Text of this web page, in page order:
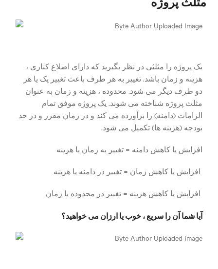
یک پروژه را مثلثی در نظر بگیرید که دارای اضلاع کناری ،
هزینه و زمان باشد. تغییر به هر طرف باعث تغییر یک یا هر
دو طرف دیگر می شود. محدوده ، هزینه و زمان به عنوان
مثلث پروژه شناخته می شوند. یک پروژه موفق تمام
الزامات (دامنه) را برآورده می کند و در زمان مقرر و در حد
بودجه (هزینه ها) تکمیل می شود.
افزایش یا کاهش دامنه = تغییر به زمان یا هزینه
افزایش یا کاهش زمان = تغییر در دامنه یا هزینه
افزایش یا کاهش هزینه = تغییر در محدوده یا زمان
آیا شما آن را سریع ، خوب یا ارزان می خواهید؟